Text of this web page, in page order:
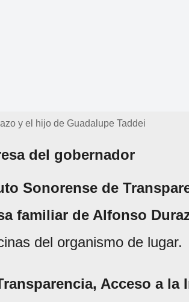
y el hijo de Guadalupe Taddei
del gobernador
Sonorense de
familiar de Alfonso
del organismo de lugar.
Acceso a la